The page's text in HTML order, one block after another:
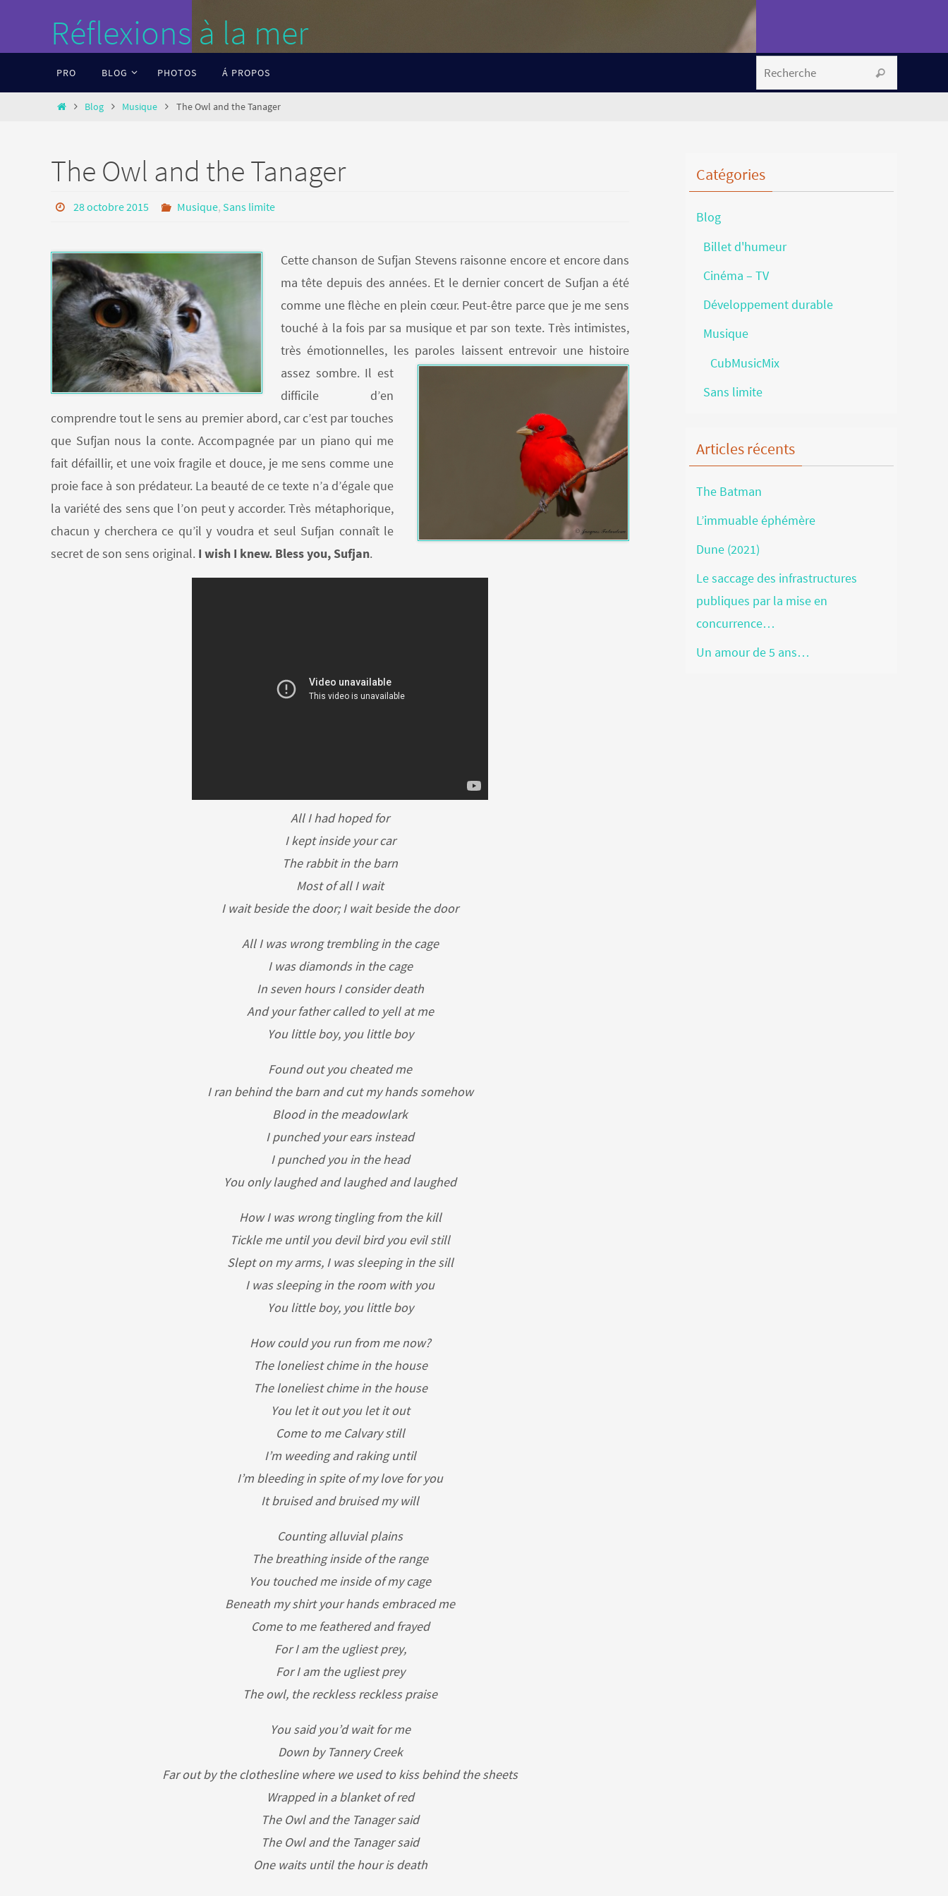
le
Réflexions à la mer
le
PRO BLOG PHOTOS Á PROPOS Recherche
HomeBlog Musique The Owl and the Tanager
The Owl and the Tanager
28 octobre 2015 Musique, Sans limite
Cette chanson de Sufjan Stevens raisonne encore et encore dans
ma tête depuis des années. Et le dernier concert de Sufjan a été
comme une flèche en plein cœur. Peut-être parce que je me sens
touché à la fois par sa musique et par son texte. Très intimistes,
très émotionnelles, les paroles laissent entrevoir une histoire
assez sombre. Il est
difficile d’en
comprendre tout le sens au premier abord, car c’est par touches
que Sufjan nous la conte. Accompagnée par un piano qui me
fait défaillir, et une voix fragile et douce, je me sens comme une
proie face à son prédateur. La beauté de ce texte n’a d’égale que
la variété des sens que l’on peut y accorder. Très métaphorique,
chacun y cherchera ce qu’il y voudra et seul Sufjan connaît le
secret de son sens original. I wish I knew. Bless you, Sufjan.
All I had hoped for
I kept inside your car
The rabbit in the barn
Most of all I wait
I wait beside the door; I wait beside the door
All I was wrong trembling in the cage
I was diamonds in the cage
In seven hours I consider death
And your father called to yell at me
You little boy, you little boy
Found out you cheated me
I ran behind the barn and cut my hands somehow
Blood in the meadowlark
I punched your ears instead
I punched you in the head
You only laughed and laughed and laughed
How I was wrong tingling from the kill
Tickle me until you devil bird you evil still
Slept on my arms, I was sleeping in the sill
I was sleeping in the room with you
You little boy, you little boy
How could you run from me now?
The loneliest chime in the house
The loneliest chime in the house
You let it out you let it out
Come to me Calvary still
I’m weeding and raking until
I’m bleeding in spite of my love for you
It bruised and bruised my will
Counting alluvial plains
The breathing inside of the range
You touched me inside of my cage
Beneath my shirt your hands embraced me
Come to me feathered and frayed
For I am the ugliest prey,
For I am the ugliest prey
The owl, the reckless reckless praise
You said you’d wait for me
Down by Tannery Creek
Far out by the clothesline where we used to kiss behind the sheets
Wrapped in a blanket of red
The Owl and the Tanager said
The Owl and the Tanager said
One waits until the hour is death
Catégories
Blog
Billet d'humeur
Cinéma – TV
Développement durable
Musique
CubMusicMix
Sans limite
Articles récents
The Batman
L’immuable éphémère
Dune (2021)
Le saccage des infrastructures
publiques par la mise en
concurrence…
Un amour de 5 ans…